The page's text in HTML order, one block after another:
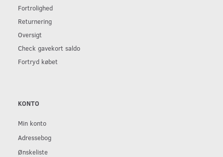
Fortrolighed
Returnering
Oversigt
Check gavekort saldo
Fortryd købet
KONTO
Min konto
Adressebog
Ønskeliste